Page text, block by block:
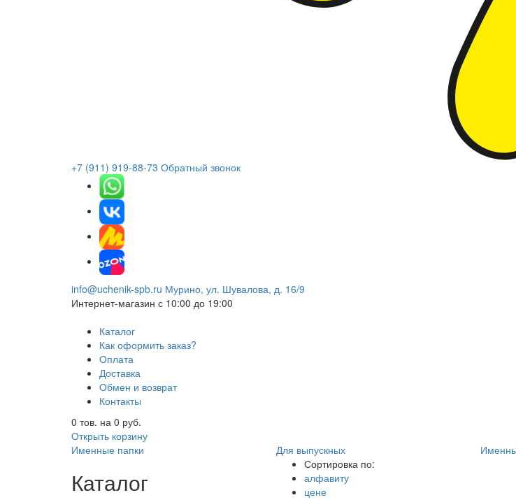
+7 (911) 919-88-73 Обратный звонок
info@uchenik-spb.ru Мурино, ул. Шувалова, д. 16/9
Интернет-магазин с 10:00 до 19:00
Каталог
Как оформить заказ?
Оплата
Доставка
Обмен и возврат
Контакты
0 тов. на 0 руб.
Открыть корзину
Именные папки
Для выпускных
Каталог
Сортировка по:
алфавиту
цене